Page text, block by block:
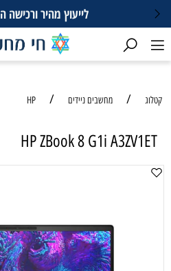
לייעוץ מהיר ורכישה
קטלוג / מחשבים ניידים /
HP
HP ZBook 8 G1i A3ZV1ET